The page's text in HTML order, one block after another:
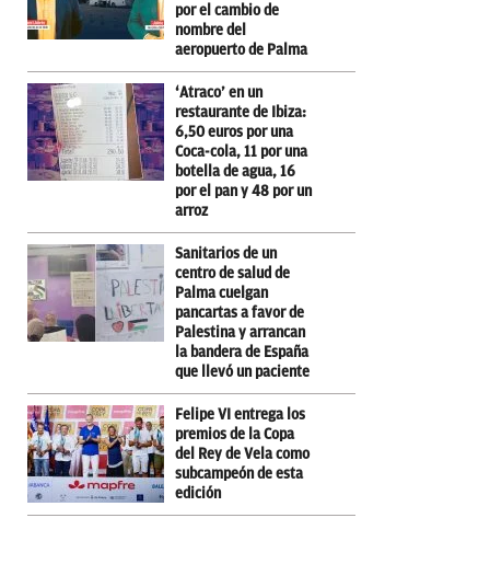
por el cambio de
nombre del
aeropuerto de Palma
‘Atraco’ en un
restaurante de Ibiza:
6,50 euros por una
Coca-cola, 11 por una
botella de agua, 16
por el pan y 48 por un
arroz
Sanitarios de un
centro de salud de
Palma cuelgan
pancartas a favor de
Palestina y arrancan
la bandera de España
que llevó un paciente
Felipe VI entrega los
premios de la Copa
del Rey de Vela como
subcampeón de esta
edición